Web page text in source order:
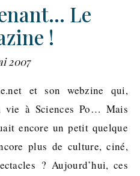
Le
!
2007
et son webzine qui,
vie à Sciences Po… Mais
encore un petit quelque
plus de culture, ciné,
? Aujourd’hui, ces